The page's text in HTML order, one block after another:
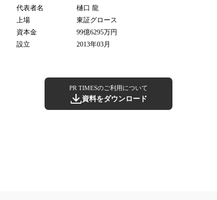
代表者名
樋口 龍
上場
東証グロース
資本金
99億6295万円
設立
2013年03月
PR TIMESのご利用について
資料をダウンロード